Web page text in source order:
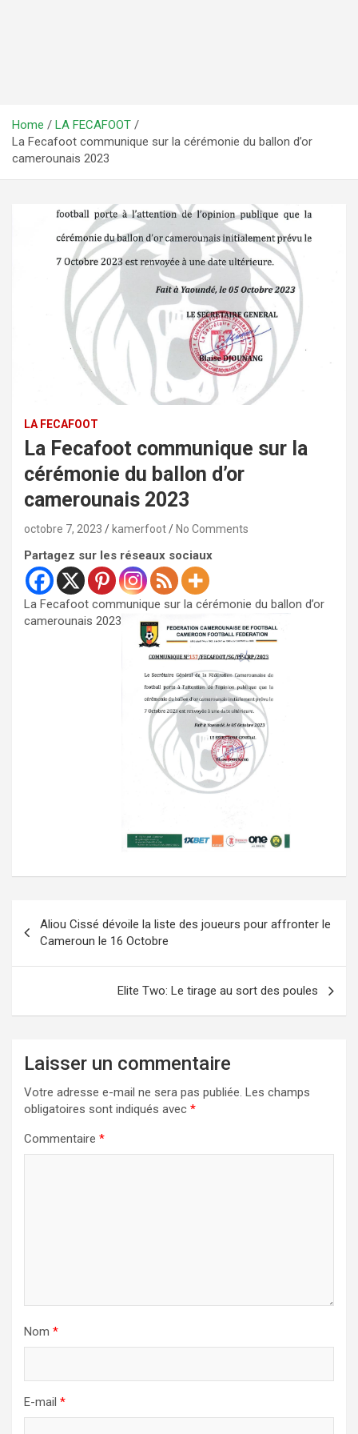
Home
LA FECAFOOT
La Fecafoot communique sur la cérémonie du ballon d’or
camerounais 2023
LA FECAFOOT
La Fecafoot communique sur la
cérémonie du ballon d’or
camerounais 2023
octobre 7, 2023 kamerfoot No Comments
Partagez sur les réseaux sociaux
La Fecafoot communique sur la cérémonie du ballon d’or
camerounais 2023
de
l’article
Aliou Cissé dévoile la liste des joueurs pour affronter le
Cameroun le 16 Octobre
Elite Two: Le tirage au sort des poules
Laisser un commentaire
Votre adresse e-mail ne sera pas publiée. Les champs
obligatoires sont indiqués avec *
Commentaire *
Nom *
E-mail *